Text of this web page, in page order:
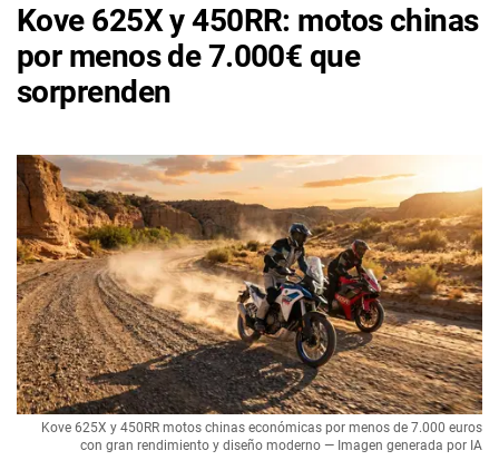
Kove 625X y 450RR: motos chinas
por menos de 7.000€ que
sorprenden
Kove 625X y 450RR motos chinas económicas por menos de 7.000 euros
con gran rendimiento y diseño moderno — Imagen generada por IA